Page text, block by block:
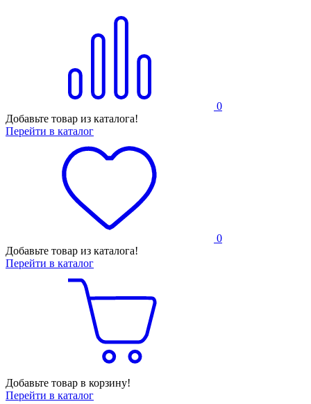
0
Добавьте товар из каталога!
Перейти в каталог
0
Добавьте товар из каталога!
Перейти в каталог
Добавьте товар в корзину!
Перейти в каталог